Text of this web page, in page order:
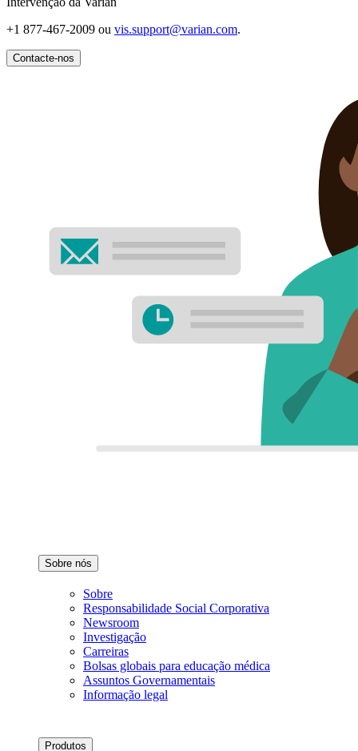
+1 877-467-2009 ou vis.support@varian.com.
Contacte-nos
Sobre nós
Sobre
Responsabilidade Social Corporativa
Newsroom
Investigação
Carreiras
Bolsas globais para educação médica
Assuntos Governamentais
Informação legal
Produtos